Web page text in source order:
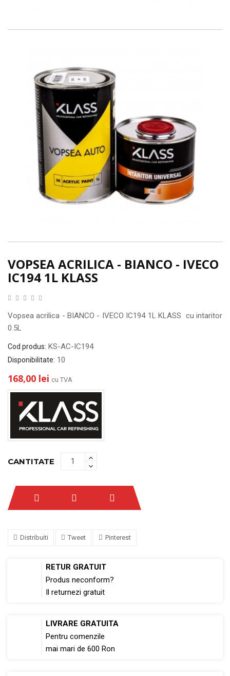
VOPSEA ACRILICA - BIANCO - IVECO
IC194 1L KLASS
Vopsea acrilica - BIANCO - IVECO IC194 1L KLASS cu intaritor
0.5L
Cod produs: KS-AC-IC194
Disponibilitate: 10
168,00 lei cu TVA
CANTITATE
Distribuiti Tweet Pinterest
RETUR GRATUIT
Produs neconform?
Il returnezi gratuit
LIVRARE GRATUITA
Pentru comenzile
mai mari de 600 Ron